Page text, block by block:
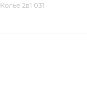
Колье 2в1 031